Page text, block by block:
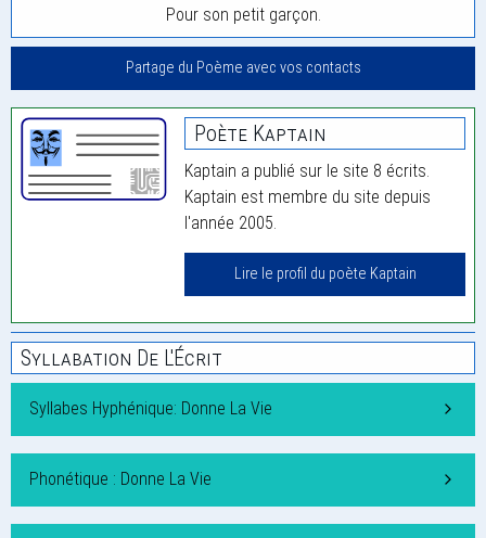
Pour son petit garçon.
Partage du Poème avec vos contacts
Poète Kaptain
Kaptain a publié sur le site 8 écrits.
Kaptain est membre du site depuis
l'année 2005.
Lire le profil du poète Kaptain
Syllabation De L'Écrit
Syllabes Hyphénique: Donne La Vie
Phonétique : Donne La Vie